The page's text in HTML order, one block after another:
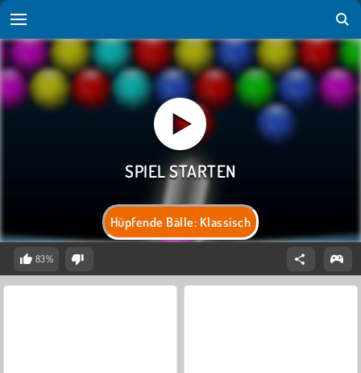
Hüpfende Bälle: Klassisch
83%